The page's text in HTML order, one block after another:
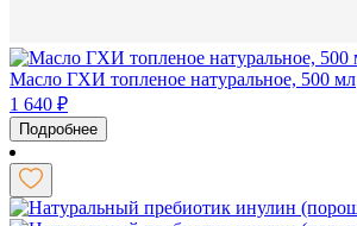
Масло ГХИ топленое натуральное, 500 мл
1 640 ₽
Подробнее